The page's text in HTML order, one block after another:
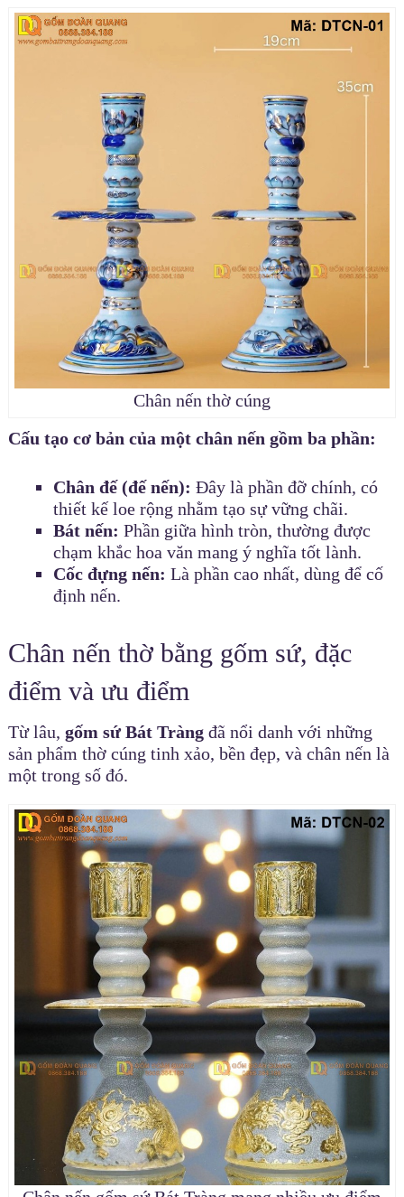
Chân nến thờ cúng
Cấu tạo cơ bản của một chân nến gồm ba phần:
Chân đế (đế nến): Đây là phần đỡ chính, có
thiết kế loe rộng nhằm tạo sự vững chãi.
Bát nến: Phần giữa hình tròn, thường được
chạm khắc hoa văn mang ý nghĩa tốt lành.
Cốc đựng nến: Là phần cao nhất, dùng để cố
định nến.
Chân nến thờ bằng gốm sứ, đặc
điểm và ưu điểm
Từ lâu, gốm sứ Bát Tràngđã nổi danh với những
sản phẩm thờ cúng tinh xảo, bền đẹp, và chân nến là
một trong số đó.